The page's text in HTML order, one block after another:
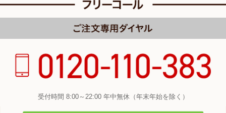
受付時間 8:00～22:00 年中無休（年末年始を除く）